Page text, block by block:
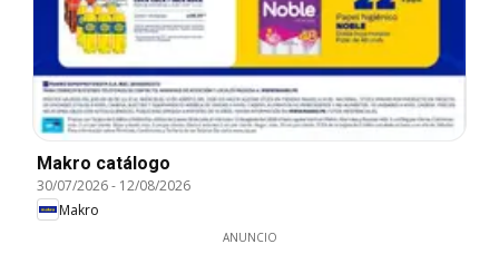
Makro catálogo
30/07/2026- 12/08/2026
Makro
ANUNCIO